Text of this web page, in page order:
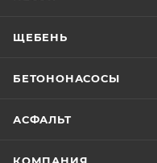
ЩЕБЕНЬ
БЕТОНОНАСОСЫ
АСФАЛЬТ